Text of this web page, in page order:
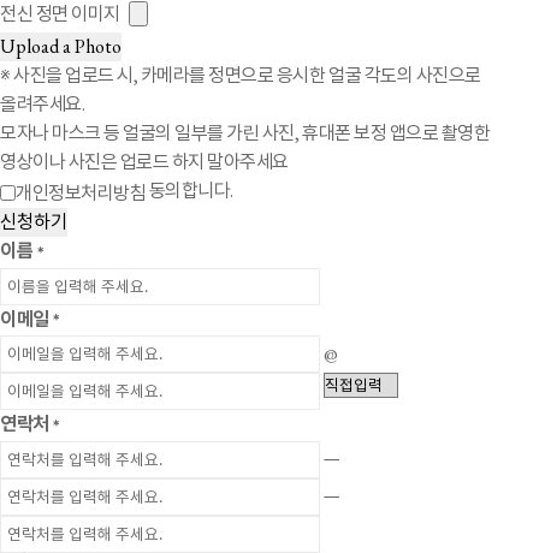
전신 정면 이미지
Upload a Photo
※ 사진을 업로드 시, 카메라를 정면으로 응시한 얼굴 각도의 사진으로
올려주세요.
모자나 마스크 등 얼굴의 일부를 가린 사진, 휴대폰 보정 앱으로 촬영한
영상이나 사진은 업로드 하지 말아주세요
개인정보처리방침동의합니다.
신청하기
이름*
이메일*
@
연락처*
ㅡ
ㅡ